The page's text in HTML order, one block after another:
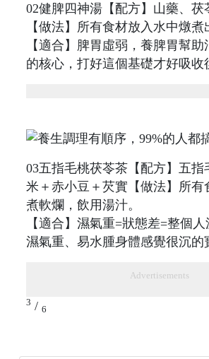
02健脾四神湯【配方】山藥、茯
【做法】所有食材放入水中燉煮
【適合】脾胃虛弱，養脾胃幫
的核心，打好這個基礎才好吸收
03五指毛桃茯苓茶【配方】五指
米＋赤小豆＋芡實【做法】所有
煮軟爛，飲用湯汁。
【適合】濕氣重=狀態差=整個
濕氣重、易水腫身體感覺很沉的
Advertisements
3 / 6